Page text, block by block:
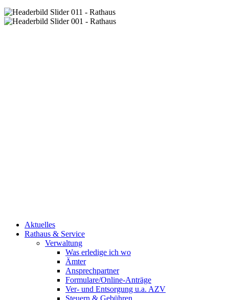
Aktuelles
Rathaus & Service
Verwaltung
Was erledige ich wo
Ämter
Ansprechpartner
Formulare/Online-Anträge
Ver- und Entsorgung u.a. AZV
Steuern & Gebühren